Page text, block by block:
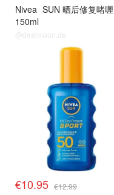
Nivea SUN 晒后修复啫喱
150ml
@dealmoon.de
€10.95 €12.99